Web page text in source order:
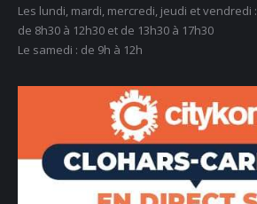
Les lundi, mardi, mercredi, jeudi et vendredi :
de 8h30 à 12h30 et de 13h30 à 17h30
Le samedi : de 9h à 12h